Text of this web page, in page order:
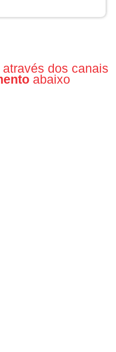
dos canais
abaixo